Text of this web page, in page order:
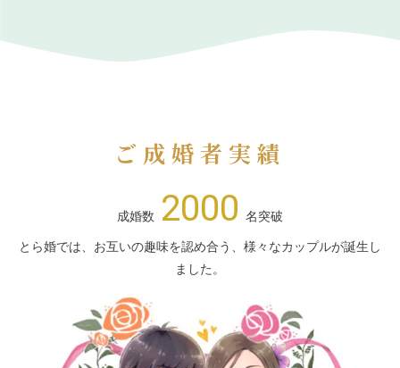
ご成婚者実績
成婚数 2000 名突破
とら婚では、お互いの趣味を認め合う、様々なカップルが誕生し
ました。